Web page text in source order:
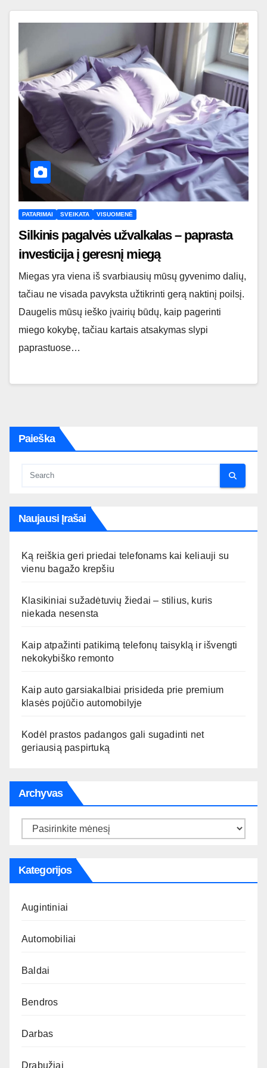
PATARIMAI SVEIKATA VISUOMENĖ
Silkinis pagalvės užvalkalas – paprasta
investicija į geresnį miegą
Miegas yra viena iš svarbiausių mūsų gyvenimo dalių,
tačiau ne visada pavyksta užtikrinti gerą naktinį poilsį.
Daugelis mūsų ieško įvairių būdų, kaip pagerinti
miego kokybę, tačiau kartais atsakymas slypi
paprastuose…
Paieška
Naujausi Įrašai
Ką reiškia geri priedai telefonams kai keliauji su
vienu bagažo krepšiu
Klasikiniai sužadėtuvių žiedai – stilius, kuris
niekada nesensta
Kaip atpažinti patikimą telefonų taisyklą ir išvengti
nekokybiško remonto
Kaip auto garsiakalbiai prisideda prie premium
klasės pojūčio automobilyje
Kodėl prastos padangos gali sugadinti net
geriausią paspirtuką
Archyvas
Archyvas
Kategorijos
Augintiniai
Automobiliai
Baldai
Bendros
Darbas
Drabužiai